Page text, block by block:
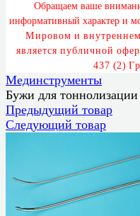
Обращаем ваше вниман
информативный характер и м
Мировом и внутреннем
является публичной офер
437 (2) Гр
Мединструменты
Бужи для
Предыдущий товар
Следующий товар